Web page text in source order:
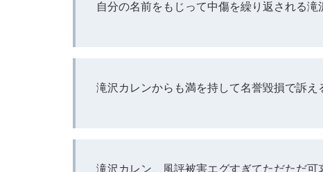
自分の名前をもじって中傷を繰り返される
滝沢カレンからも満を持して名誉毀損で訴え
滝沢カレン、風評被害エグすぎてただただ可